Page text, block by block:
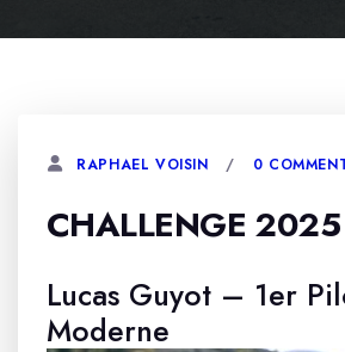
RAPHAEL VOISIN 0
CHALLENGE 2025
Lucas Guyot – 1er
Moderne